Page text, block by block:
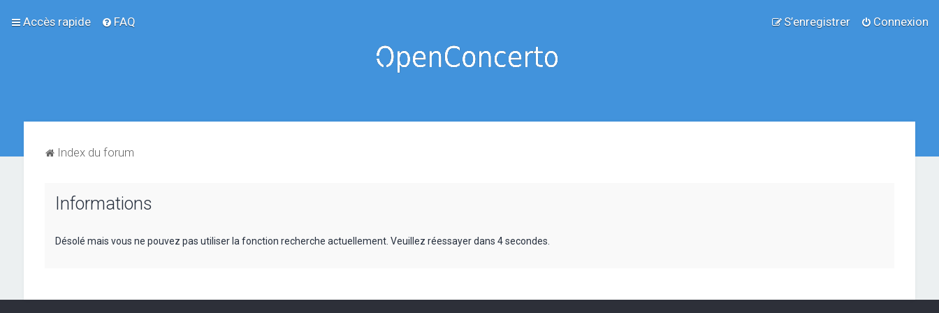
Accès rapide FAQ Connexion
S’enregistrer
Index du forum
Informations
Désolé mais vous ne pouvez pas utiliser la fonction recherche actuellement. Veuillez réessayer dans 4 secondes.